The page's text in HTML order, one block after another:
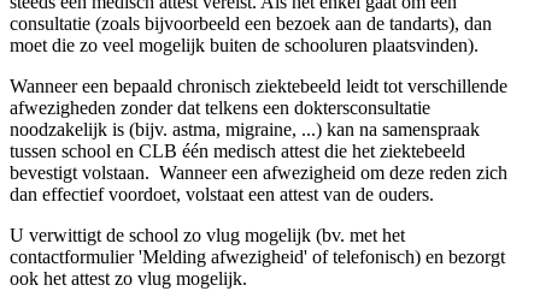
consultatie (zoals bijvoorbeeld een bezoek aan de tandarts), dan
moet die zo veel mogelijk buiten de schooluren plaatsvinden).
Wanneer een bepaald chronisch ziektebeeld leidt tot verschillende
afwezigheden zonder dat telkens een doktersconsultatie
noodzakelijk is (bijv. astma, migraine, ...) kan na samenspraak
tussen school en CLB één medisch attest die het ziektebeeld
bevestigt volstaan. Wanneer een afwezigheid om deze reden zich
dan effectief voordoet, volstaat een attest van de ouders.
U verwittigt de school zo vlug mogelijk (bv. met het
contactformulier 'Melding afwezigheid' of telefonisch) en bezorgt
ook het attest zo vlug mogelijk.